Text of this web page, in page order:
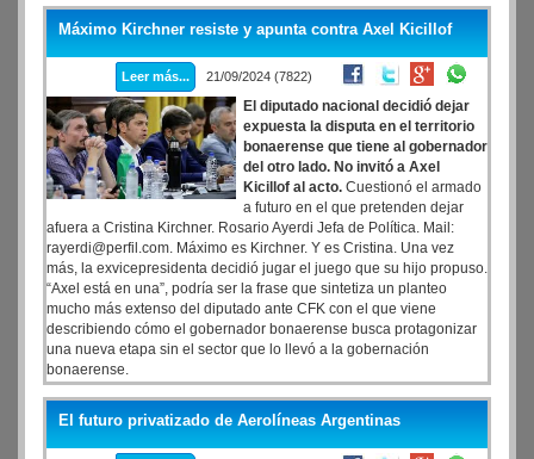
Máximo Kirchner resiste y apunta contra Axel Kicillof
Leer más... 21/09/2024 (7822)
El diputado nacional decidió dejar
expuesta la disputa en el territorio
bonaerense que tiene al gobernador
del otro lado. No invitó a Axel
Kicillof al acto. Cuestionó el armado
a futuro en el que pretenden dejar
afuera a Cristina Kirchner. Rosario Ayerdi Jefa de Política. Mail:
rayerdi@perfil.com. Máximo es Kirchner. Y es Cristina. Una vez
más, la exvicepresidenta decidió jugar el juego que su hijo propuso.
“Axel está en una”, podría ser la frase que sintetiza un planteo
mucho más extenso del diputado ante CFK con el que viene
describiendo cómo el gobernador bonaerense busca protagonizar
una nueva etapa sin el sector que lo llevó a la gobernación
bonaerense.
El futuro privatizado de Aerolíneas Argentinas